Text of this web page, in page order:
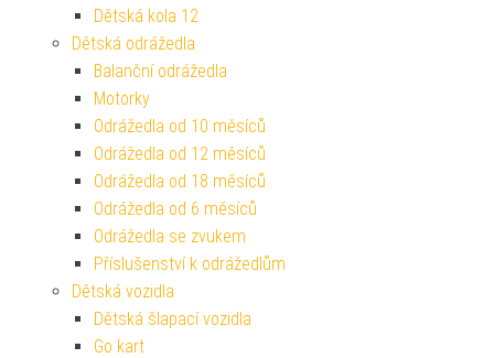
Dětská kola 12
Dětská odrážedla
Balanční odrážedla
Motorky
Odrážedla od 10 měsíců
Odrážedla od 12 měsíců
Odrážedla od 18 měsíců
Odrážedla od 6 měsíců
Odrážedla se zvukem
Příslušenství k odrážedlům
Dětská vozidla
Dětská šlapací vozidla
Go kart